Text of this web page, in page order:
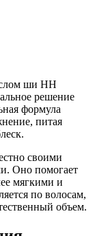
ши HH
решение
формула
питая
своими
Оно помогает
мягкими и
по волосам,
объем.